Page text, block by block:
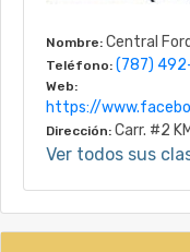
Nombre: Central
Teléfono: (787)
Web:
https://
Dirección: Carr. #2
Ver todos sus